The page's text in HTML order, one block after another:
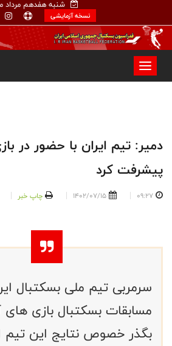
شنبه هفدهم مرداد
نسخه آزمایشی
دمیر: تیم ایران با حضور در
پیشرفت کرد
09:27
1402/07/15 چاپ خبر
سرمربی تیم ملی بسکتبال
بگذر خصوص نتایج این تیم